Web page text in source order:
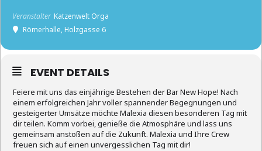
Veranstalter Katzenwelt Orga
Römerhalle, Holzgasse 6
EVENT DETAILS
Feiere mit uns das einjährige Bestehen der Bar New Hope! Nach
einem erfolgreichen Jahr voller spannender Begegnungen und
gesteigerter Umsätze möchte Malexia diesen besonderen Tag mit
dir teilen. Komm vorbei, genieße die Atmosphäre und lass uns
gemeinsam anstoßen auf die Zukunft. Malexia und Ihre Crew
freuen sich auf einen unvergesslichen Tag mit dir!